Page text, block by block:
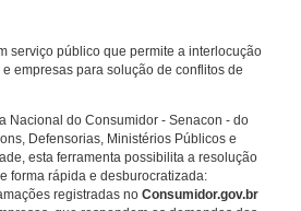
serviço público que permite a interlocução
empresas para solução de conflitos de
Nacional do Consumidor - Senacon - do
Defensorias, Ministérios Públicos e
esta ferramenta possibilita a resolução
forma rápida e desburocratizada:
registradas no Consumidor.gov.br